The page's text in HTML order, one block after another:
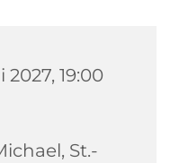
19:00
St.-